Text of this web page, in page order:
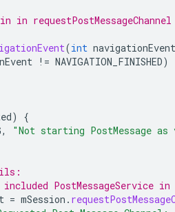
in
(int navigationEvent
!= NAVIGATION_FINISHED)
)
{
,
"Not starting PostMessage
PostMessageService
= mSession .